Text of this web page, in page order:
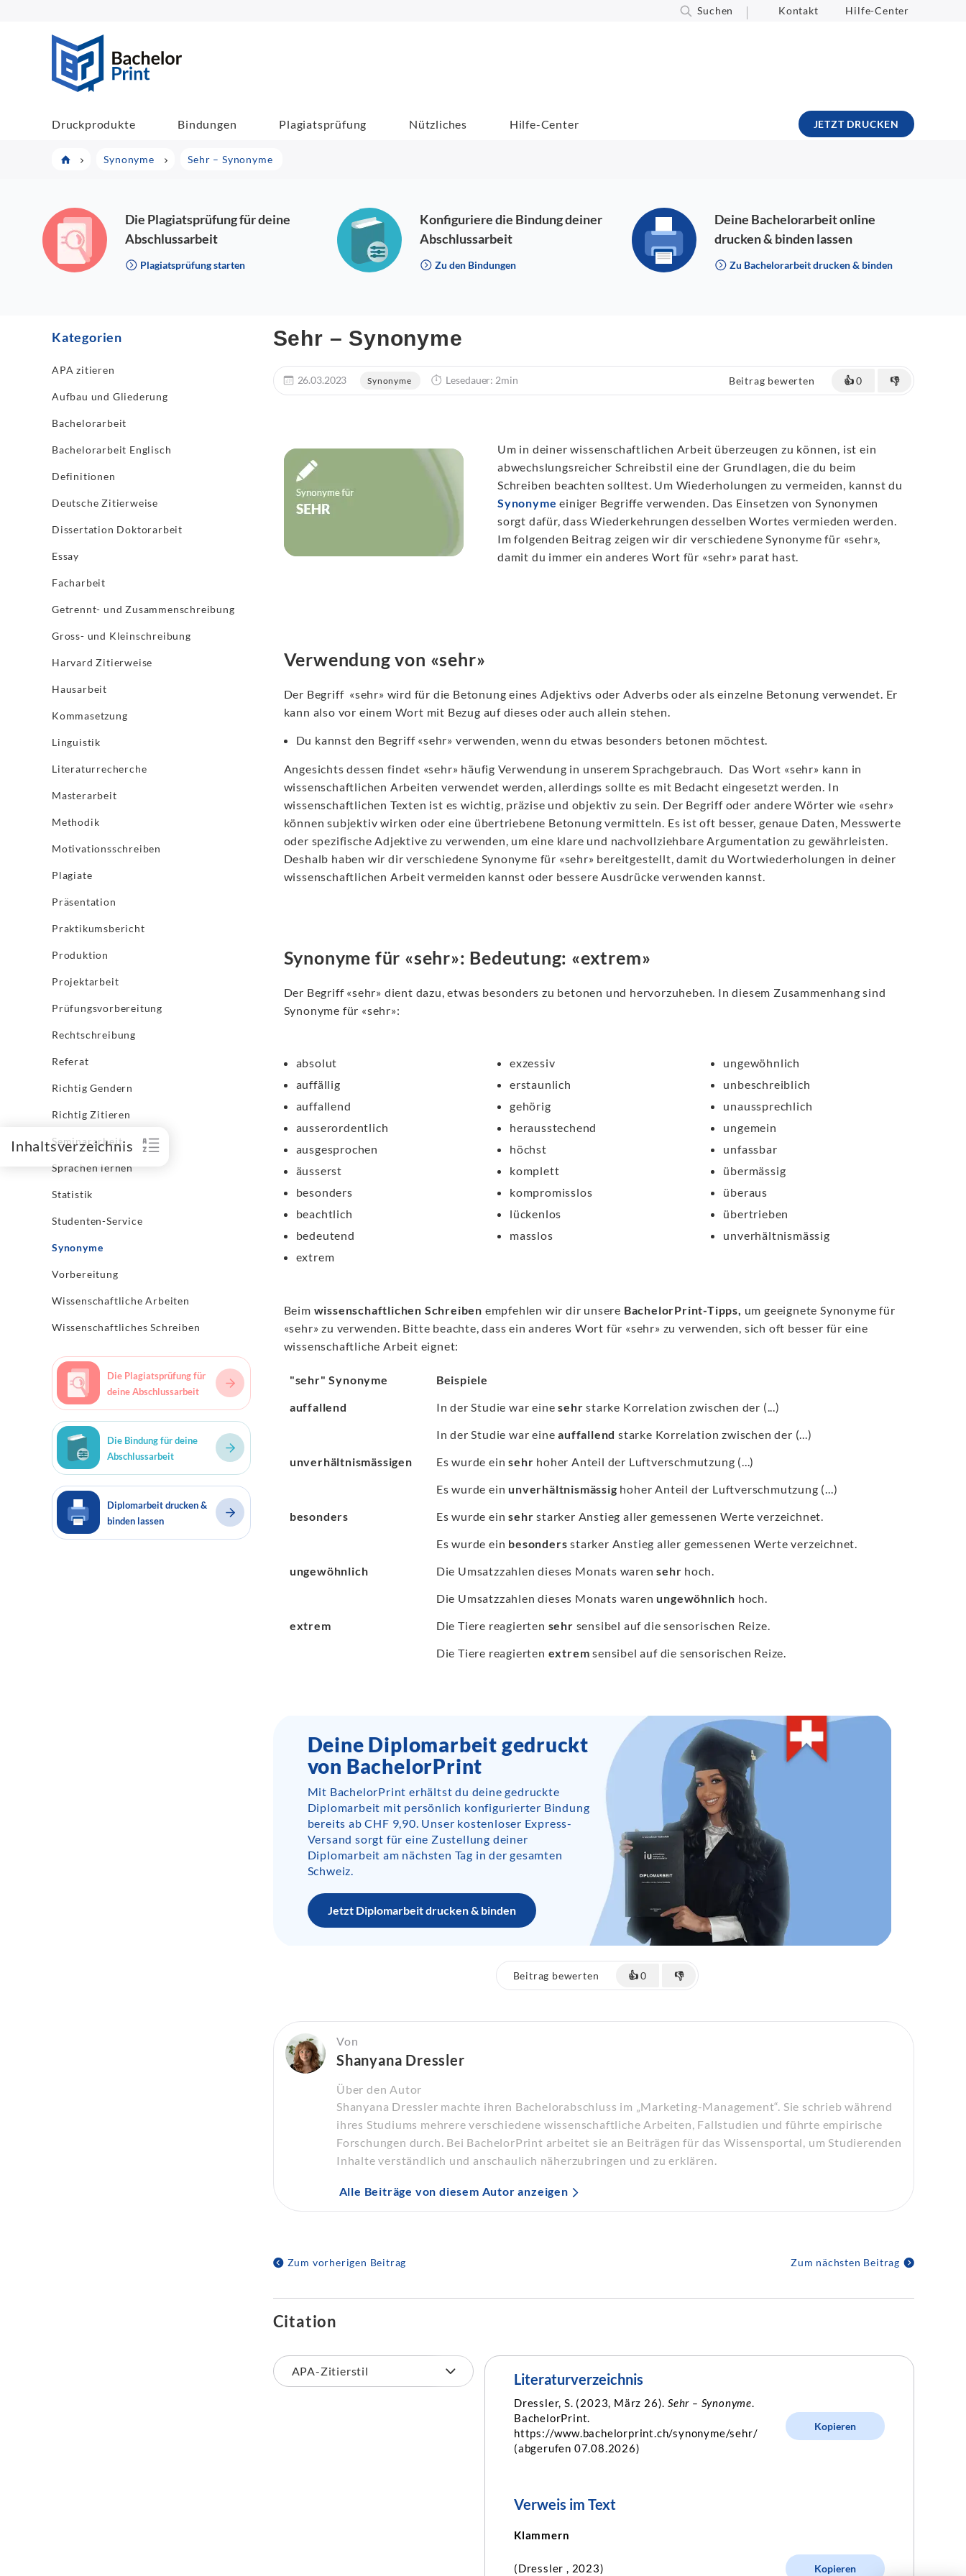
Suchen Kontakt Hilfe-Center
Druckprodukte Bindungen Plagiatsprüfung Nützliches Hilfe-Center JETZT DRUCKEN
Synonyme Sehr – Synonyme
Die Plagiatsprüfung für deine
Abschlussarbeit
Plagiatsprüfung starten
Konfiguriere die Bindung deiner
Abschlussarbeit
Zu den Bindungen
Deine Bachelorarbeit online
drucken & binden lassen
Zu Bachelorarbeit drucken & binden
Kategorien
APA zitieren
Aufbau und Gliederung
Bachelorarbeit
Bachelorarbeit Englisch
Definitionen
Deutsche Zitierweise
Dissertation Doktorarbeit
Essay
Facharbeit
Getrennt- und Zusammenschreibung
Gross- und Kleinschreibung
Harvard Zitierweise
Hausarbeit
Kommasetzung
Linguistik
Literaturrecherche
Masterarbeit
Methodik
Motivationsschreiben
Plagiate
Präsentation
Praktikumsbericht
Produktion
Projektarbeit
Prüfungsvorbereitung
Rechtschreibung
Referat
Richtig Gendern
Richtig Zitieren
Seminararbeit
Sprachen lernen
Statistik
Studenten-Service
Synonyme
Vorbereitung
Wissenschaftliche Arbeiten
Wissenschaftliches Schreiben
Die Plagiatsprüfung für
deine Abschlussarbeit
Die Bindung für deine
Abschlussarbeit
Diplomarbeit drucken &
binden lassen
Sehr – Synonyme
26.03.2023 Synonyme Lesedauer: 2min Beitrag bewerten 👍0 👎
Inhaltsverzeichnis
Um in deiner wissenschaftlichen Arbeit überzeugen zu können, ist ein
abwechslungsreicher Schreibstil eine der Grundlagen, die du beim
Schreiben beachten solltest. Um Wiederholungen zu vermeiden, kannst du
Synonyme einiger Begriffe verwenden. Das Einsetzen von Synonymen
sorgt dafür, dass Wiederkehrungen desselben Wortes vermieden werden.
Im folgenden Beitrag zeigen wir dir verschiedene Synonyme für «sehr»,
damit du immer ein anderes Wort für «sehr» parat hast.
Verwendung von «sehr»
Der Begriff «sehr» wird für die Betonung eines Adjektivs oder Adverbs oder als einzelne Betonung verwendet. Er
kann also vor einem Wort mit Bezug auf dieses oder auch allein stehen.
Du kannst den Begriff «sehr» verwenden, wenn du etwas besonders betonen möchtest.
Angesichts dessen findet «sehr» häufig Verwendung in unserem Sprachgebrauch. Das Wort «sehr» kann in
wissenschaftlichen Arbeiten verwendet werden, allerdings sollte es mit Bedacht eingesetzt werden. In
wissenschaftlichen Texten ist es wichtig, präzise und objektiv zu sein. Der Begriff oder andere Wörter wie «sehr»
können subjektiv wirken oder eine übertriebene Betonung vermitteln. Es ist oft besser, genaue Daten, Messwerte
oder spezifische Adjektive zu verwenden, um eine klare und nachvollziehbare Argumentation zu gewährleisten.
Deshalb haben wir dir verschiedene Synonyme für «sehr» bereitgestellt, damit du Wortwiederholungen in deiner
wissenschaftlichen Arbeit vermeiden kannst oder bessere Ausdrücke verwenden kannst.
Synonyme für «sehr»: Bedeutung: «extrem»
Der Begriff «sehr» dient dazu, etwas besonders zu betonen und hervorzuheben. In diesem Zusammenhang sind
Synonyme für «sehr»:
absolut
auffällig
auffallend
ausserordentlich
ausgesprochen
äusserst
besonders
beachtlich
bedeutend
extrem
exzessiv
erstaunlich
gehörig
herausstechend
höchst
komplett
kompromisslos
lückenlos
masslos
ungewöhnlich
unbeschreiblich
unaussprechlich
ungemein
unfassbar
übermässig
überaus
übertrieben
unverhältnismässig
Beim wissenschaftlichen Schreiben empfehlen wir dir unsere BachelorPrint-Tipps, um geeignete Synonyme für
«sehr» zu verwenden. Bitte beachte, dass ein anderes Wort für «sehr» zu verwenden, sich oft besser für eine
wissenschaftliche Arbeit eignet:
"sehr" Synonyme
Beispiele
auffallend
In der Studie war einesehr starke Korrelation zwischen der (...)
In der Studie war eineauffallend starke Korrelation zwischen der (...)
unverhältnismässigen
Es wurde einsehr hoher Anteil der Luftverschmutzung (...)
Es wurde ein unverhältnismässig hoher Anteil der Luftverschmutzung (...)
besonders
Es wurde einsehr starker Anstieg aller gemessenen Werte verzeichnet.
Es wurde ein besonders starker Anstieg aller gemessenen Werte verzeichnet.
ungewöhnlich
Die Umsatzzahlen dieses Monats warensehr hoch.
Die Umsatzzahlen dieses Monats waren ungewöhnlich hoch.
extrem
Die Tiere reagierten sehr sensibel auf die sensorischen Reize.
Die Tiere reagierten extrem sensibel auf die sensorischen Reize.
Deine Diplomarbeit gedruckt
von BachelorPrint
Mit BachelorPrint erhältst du deine gedruckte
Diplomarbeit mit persönlich konfigurierter Bindung
bereits ab CHF 9,90. Unser kostenloser Express-
Versand sorgt für eine Zustellung deiner
Diplomarbeit am nächsten Tag in der gesamten
Schweiz.
Jetzt Diplomarbeit drucken & binden
Beitrag bewerten 👍0 👎
Von
Shanyana Dressler
Über den Autor
Shanyana Dressler machte ihren Bachelorabschluss im „Marketing-Management“. Sie schrieb während
ihres Studiums mehrere verschiedene wissenschaftliche Arbeiten, Fallstudien und führte empirische
Forschungen durch. Bei BachelorPrint arbeitet sie an Beiträgen für das Wissensportal, um Studierenden
Inhalte verständlich und anschaulich näherzubringen und zu erklären.
Alle Beiträge von diesem Autor anzeigen
Zum vorherigen Beitrag Zum nächsten Beitrag
Citation
Literaturverzeichnis
Dressler, S. (2023, März 26).Sehr – Synonyme.
BachelorPrint.
https://www.bachelorprint.ch/synonyme/sehr/
(abgerufen 07.08.2026)
Kopieren
Verweis im Text
Klammern
(Dressler , 2023) Kopieren